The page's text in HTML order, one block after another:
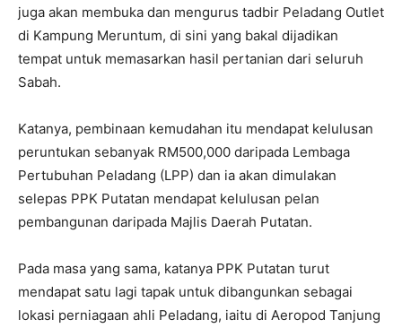
juga akan membuka dan mengurus tadbir Peladang Outlet
di Kampung Meruntum, di sini yang bakal dijadikan
tempat untuk memasarkan hasil pertanian dari seluruh
Sabah.
Katanya, pembinaan kemudahan itu mendapat kelulusan
peruntukan sebanyak RM500,000 daripada Lembaga
Pertubuhan Peladang (LPP) dan ia akan dimulakan
selepas PPK Putatan mendapat kelulusan pelan
pembangunan daripada Majlis Daerah Putatan.
Pada masa yang sama, katanya PPK Putatan turut
mendapat satu lagi tapak untuk dibangunkan sebagai
lokasi perniagaan ahli Peladang, iaitu di Aeropod Tanjung